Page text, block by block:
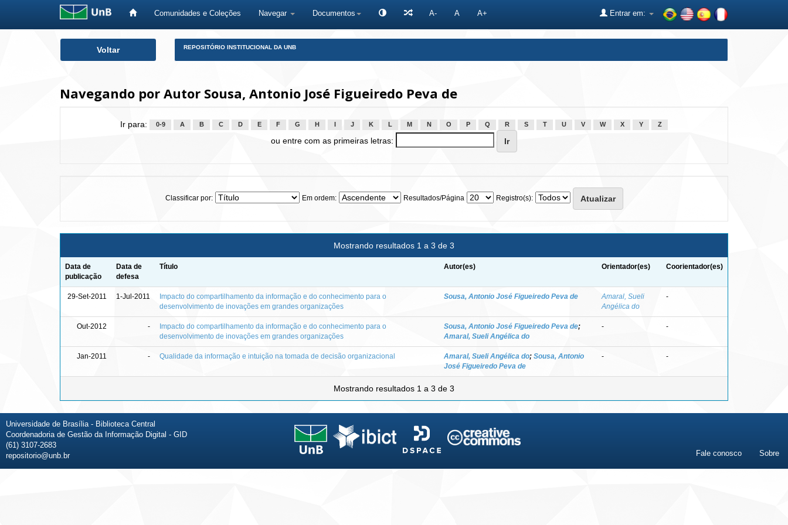
Comunidades e Coleções Navegar Documentos A- A A+ Entrar em:
Voltar REPOSITÓRIO INSTITUCIONAL DA UNB
Navegando por Autor Sousa, Antonio José Figueiredo Peva de
Ir para: 0-9 A B C D E F G H J K L M N O P Q R S T U V W X Y Z
ou entre com as primeiras letras:
Classificar por: Em ordem: Resultados/Página Registro(s):
Mostrando resultados 1 a 3 de 3
Data de
publicação
Data de
defesa
Título Autor(es) Orientador(es) Coorientador(es)
29-Set-2011 1-Jul-2011
Impacto do compartilhamento da informação e do conhecimento para o
desenvolvimento de inovações em grandes organizações
Sousa, Antonio José Figueiredo Peva de
Amaral, Sueli
Angélica do
-
Out-2012 -
Impacto do compartilhamento da informação e do conhecimento para o
desenvolvimento de inovações em grandes organizações
Sousa, Antonio José Figueiredo Peva de;
Amaral, Sueli Angélica do
- -
Jan-2011 - Qualidade da informação e intuição na tomada de decisão organizacional Amaral, Sueli Angélica do; Sousa, Antonio
José Figueiredo Peva de
- -
Mostrando resultados 1 a 3 de 3
Universidade de Brasília - Biblioteca Central
Coordenadoria de Gestão da Informação Digital - GID
(61) 3107-2683
repositorio@unb.br
Fale conosco Sobre